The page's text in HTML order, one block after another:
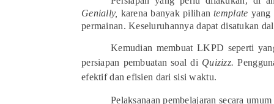
Genially, karena banyak pilihan template yang
permainan. Keseluruhannya dapat disatukan
Kemudian membuat LKPD seperti
persiapan pembuatan soal di Quizizz.
efektif dan efisien dari sisi waktu.
Pelaksanaan pembelajaran secara